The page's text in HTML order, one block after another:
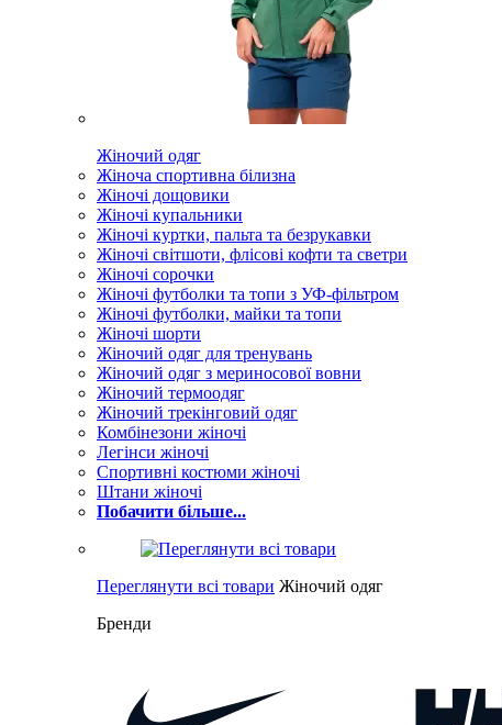
Жіночий одяг
Жіноча спортивна білизна
Жіночі дощовики
Жіночі купальники
Жіночі куртки, пальта та безрукавки
Жіночі світшоти, флісові кофти та светри
Жіночі сорочки
Жіночі футболки та топи з УФ-фільтром
Жіночі футболки, майки та топи
Жіночі шорти
Жіночий одяг для тренувань
Жіночий одяг з мериносової вовни
Жіночий термоодяг
Жіночий трекінговий одяг
Комбінезони жіночі
Легінси жіночі
Спортивні костюми жіночі
Штани жіночі
Побачити більше...
Переглянути всі товари Жіночий одяг
Бренди